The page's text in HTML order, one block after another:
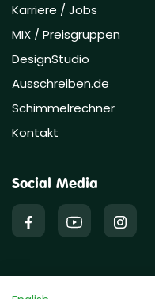
Karriere / Jobs
MIX / Preisgruppen
DesignStudio
Ausschreiben.de
Schimmelrechner
Kontakt
Social Media